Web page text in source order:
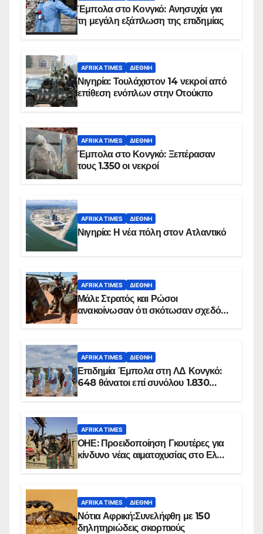
Έμπολα στο Κονγκό: Ανησυχία για
τη μεγάλη εξάπλωση της επιδημίας
AFRIKA TIMES ΔΙΕΘΝΉ
Νιγηρία: Τουλάχιστον 14 νεκροί από
επίθεση ενόπλων στην Οτούκπο
AFRIKA TIMES ΔΙΕΘΝΉ
Έμπολα στο Κονγκό: Ξεπέρασαν
τους 1.350 οι νεκροί
AFRIKA TIMES ΔΙΕΘΝΉ
Νιγηρία: Η νέα πόλη στον Ατλαντικό
AFRIKA TIMES ΔΙΕΘΝΉ
Μάλι: Στρατός και Ρώσοι
ανακοίνωσαν ότι σκότωσαν σχεδόν
AFRIKA TIMES ΔΙΕΘΝΉ
Επιδημία Έμπολα στη ΛΔ Κονγκό:
648 θάνατοι επί συνόλου 1.830
AFRIKA TIMES
ΟΗΕ: Προειδοποίηση Γκουτέρες για
κίνδυνο νέας αιματοχυσίας στο Ελ
AFRIKA TIMES ΔΙΕΘΝΉ
Νότια Αφρική:Συνελήφθη με 150
δηλητηριώδεις σκορπιούς